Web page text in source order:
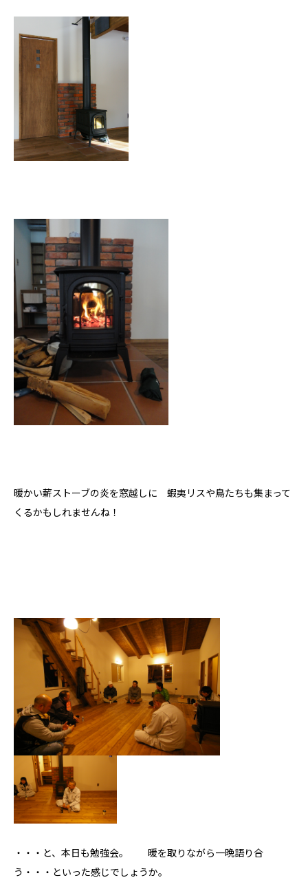
ホクシンの歩み
自慢の大工
会社概要
家づくりについて
自然素材の家
職人の技
省エネと性能
施工事例
コラム
お知らせ
モデルハウス
Hokushin model
koselig コーシェリ
見学予約
暖かい薪ストーブの炎を窓越しに 蝦夷リスや鳥たちも集まって
くるかもしれませんね！
・・・と、本日も勉強会。 暖を取りながら一晩語り合
う・・・といった感じでしょうか。